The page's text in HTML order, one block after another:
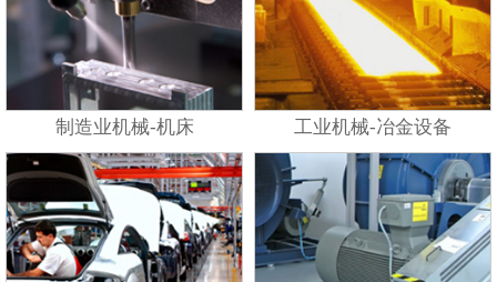
制造业机械-机床 工业机械-冶金设备